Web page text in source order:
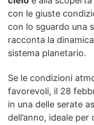
con le giuste
con lo sguardo una
racconta la
sistema planetario.
Se le condizioni
favorevoli, il 28
in una delle serate
dell’anno, ideale